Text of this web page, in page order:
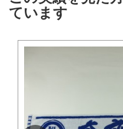
ています